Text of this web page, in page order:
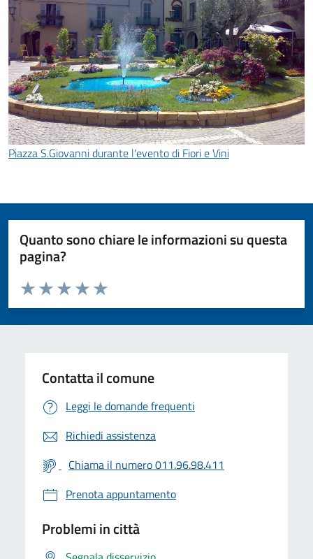
Piazza S.Giovanni durante l'evento di Fiori e Vini
Quanto sono chiare le informazioni su questa
pagina?
Valuta da 1 a 5 stelle la pagina
Valuta 5 stelle su 5
Valuta 4 stelle su 5
Valuta 3 stelle su 5
Valuta 2 stelle su 5
Valuta 1 stelle su 5
Contatta il comune
Leggi le domande frequenti
Richiedi assistenza
Chiama il numero 011.96.98.411
Prenota appuntamento
Problemi in città